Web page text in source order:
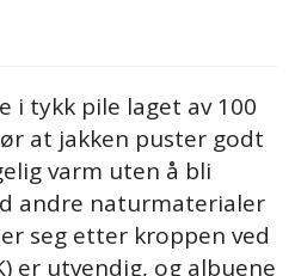
i tykk pile laget av 100
at jakken puster godt
varm uten å bli
andre naturmaterialer
seg etter kroppen ved
er utvendig, og albuene